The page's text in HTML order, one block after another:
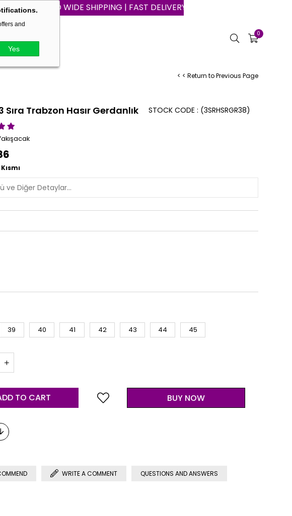
and
Yes
WIDE SHIPPING | FAST DELIVERY | SAFE SHOPPING ON THE INTERNET
0
< < Return to Previous Page
Sıra Trabzon Hasır Gerdanlık (3SRHSRGR38)
STOCK CODE
39 40 41 42 43 44 45
WRITE A COMMENT QUESTIONS AND ANSWERS